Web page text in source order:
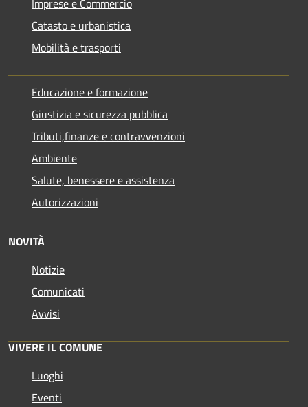
Imprese e Commercio
Catasto e urbanistica
Mobilità e trasporti
Educazione e formazione
Giustizia e sicurezza pubblica
Tributi,finanze e contravvenzioni
Ambiente
Salute, benessere e assistenza
Autorizzazioni
NOVITÀ
Notizie
Comunicati
Avvisi
VIVERE IL COMUNE
Luoghi
Eventi